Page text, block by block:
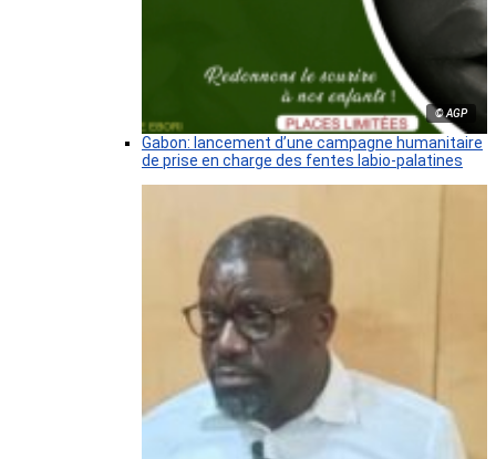
© AGP
Gabon: lancement d’une campagne humanitaire
de prise en charge des fentes labio-palatines